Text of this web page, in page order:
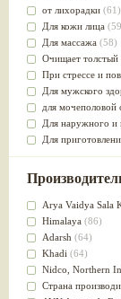
от лихорадки (61)
Для кожи лица
Для массажа (58)
Очищает толстый
При стрессе и
Для мужского
для мочеполовой
Для наружного и
Для
от инфекций
для суставов
Лечит опухоли и
Для медитации
выводит токсины
Для здоровья
Для тела(39)
для очищения
Arya Vaidya Sala
Himalaya (86)
Adarsh (64)
Khadi (64)
Nidсo, Northern
Страна